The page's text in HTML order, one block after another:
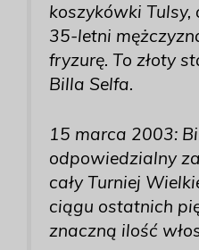
koszykówki Tulsy,
35-letni
fryzurę. To złoty
Billa Selfa.
15 marca 2003:
odpowiedzialny
cały Turniej
ciągu ostatnich
znaczną ilość